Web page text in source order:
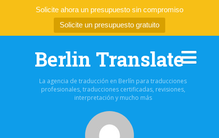
Solicite ahora un presupuesto sin compromiso
Solicite un presupuesto gratuito
Berlin Translate
La agencia de traducción en Berlín para traducciones
profesionales, traducciones certificadas, revisiones,
interpretación y mucho más